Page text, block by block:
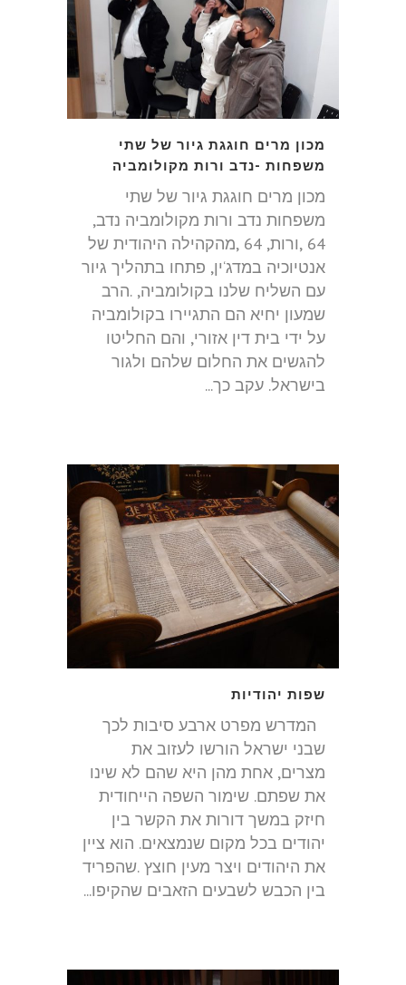
מכון מרים חוגגת גיור של שתי
משפחות -נדב ורות מקולומביה
מכון מרים חוגגת גיור של שתי
משפחות נדב ורות מקולומביה נדב,
64 ,ורות, 64 ,מהקהילה היהודית של
אנטיוכיה במדג‘ין, פתחו בתהליך גיור
עם השליח שלנו בקולומביה, .הרב
שמעון יחיא הם התגיירו בקולומביה
על ידי בית דין אזורי, והם החליטו
להגשים את החלום שלהם ולגור
בישראל. עקב כך...
שפות יהודיות
המדרש מפרט ארבע סיבות לכך
שבני ישראל הורשו לעזוב את
מצרים, אחת מהן היא שהם לא שינו
את שפתם. שימור השפה הייחודית
חיזק במשך דורות את הקשר בין
יהודים בכל מקום שנמצאים. הוא ציין
את היהודים ויצר מעין חוצץ .שהפריד
בין הכבש לשבעים הזאבים שהקיפו...